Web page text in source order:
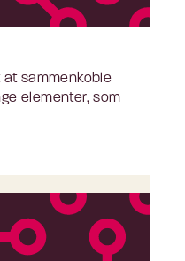
sammenkoble
elementer, som